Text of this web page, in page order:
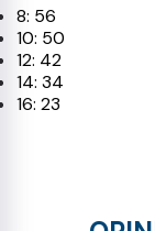
8: 56
10: 50
12: 42
14: 34
16: 23